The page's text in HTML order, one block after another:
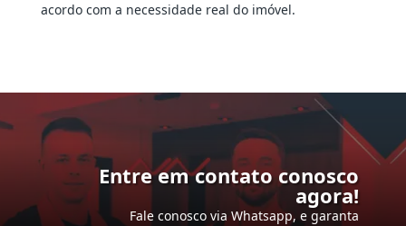
acordo com a necessidade real do imóvel.
Entre em contato conosco
agora!
Fale conosco via Whatsapp, e garanta